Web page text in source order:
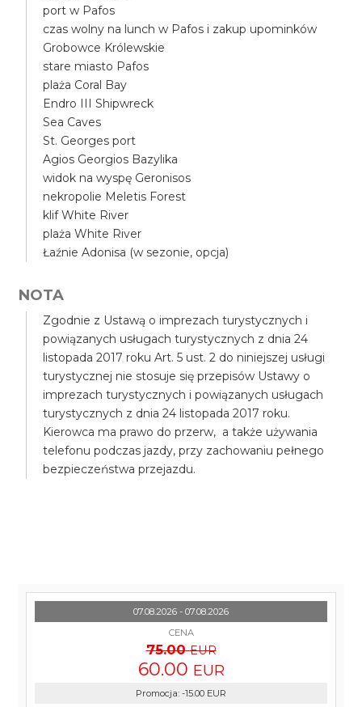
port w Pafos
czas wolny na lunch w Pafos i zakup upominków
Grobowce Królewskie
stare miasto Pafos
plaża Coral Bay
Endro III Shipwreck
Sea Caves
St. Georges port
Agios Georgios Bazylika
widok na wyspę Geronisos
nekropolie Meletis Forest
klif White River
plaża White River
Łaźnie Adonisa (w sezonie, opcja)
NOTA
Zgodnie z Ustawą o imprezach turystycznych i
powiązanych usługach turystycznych z dnia 24
listopada 2017 roku Art. 5 ust. 2 do niniejszej usługi
turystycznej nie stosuje się przepisów Ustawy o
imprezach turystycznych i powiązanych usługach
turystycznych z dnia 24 listopada 2017 roku.
Kierowca ma prawo do przerw, a także używania
telefonu podczas jazdy, przy zachowaniu pełnego
bezpieczeństwa przejazdu.
07.08.2026 - 07.08.2026
CENA
75.00 EUR
60.00 EUR
Promocja: -15.00 EUR